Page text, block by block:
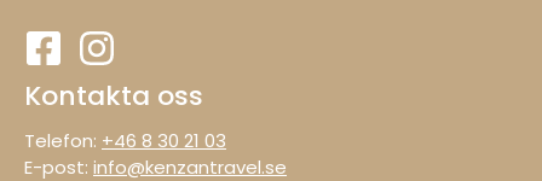
Kontakta oss
Telefon: +46 8 30 21 03
E-post: info@kenzantravel.se